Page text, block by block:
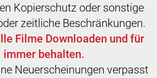
Kopierschutz oder sonstige
zeitliche Beschränkungen.
Filme Downloaden und für
immer behalten.
Neuerscheinungen verpasst